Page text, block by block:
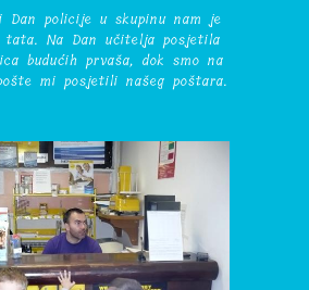
Dan policije u skupinu nam je
tata. Na Dan učitelja posjetila
budućih prvaša, dok smo na
mi posjetili našeg poštara.